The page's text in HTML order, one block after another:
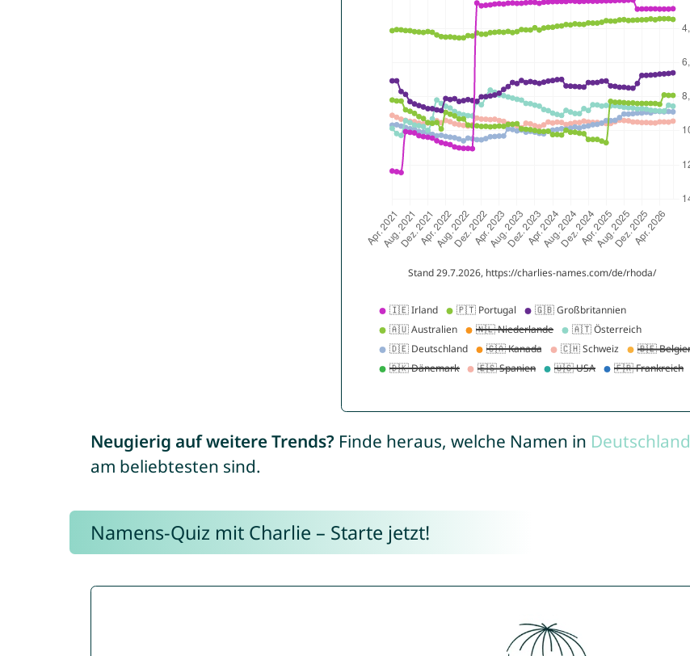
Neugierig auf weitere Trends? Finde heraus, welche Namen in Deutschland
am beliebtesten sind.
Namens-Quiz mit Charlie – Starte jetzt!